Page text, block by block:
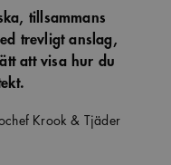
tillsammans
trevligt anslag,
att visa hur du
Krook & Tjäder